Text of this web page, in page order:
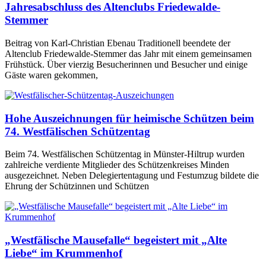
Jahresabschluss des Altenclubs Friedewalde-
Stemmer
Beitrag von Karl-Christian Ebenau Traditionell beendete der
Altenclub Friedewalde-Stemmer das Jahr mit einem gemeinsamen
Frühstück. Über vierzig Besucherinnen und Besucher und einige
Gäste waren gekommen,
Hohe Auszeichnungen für heimische Schützen beim
74. Westfälischen Schützentag
Beim 74. Westfälischen Schützentag in Münster-Hiltrup wurden
zahlreiche verdiente Mitglieder des Schützenkreises Minden
ausgezeichnet. Neben Delegiertentagung und Festumzug bildete die
Ehrung der Schützinnen und Schützen
„Westfälische Mausefalle“ begeistert mit „Alte
Liebe“ im Krummenhof